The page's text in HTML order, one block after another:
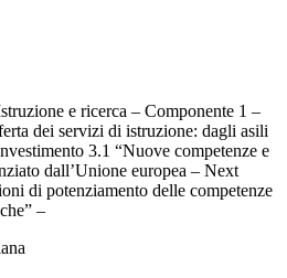
e ricerca – Componente 1 –
dei servizi di istruzione: dagli asili
3.1 “Nuove competenze e
dall’Unione europea – Next
di potenziamento delle competenze
–